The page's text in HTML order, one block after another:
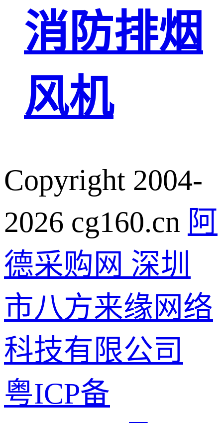
消防排烟
风机
Copyright 2004-
2026 cg160.cn 阿
德采购网 深圳
市八方来缘网络
科技有限公司
粤ICP备